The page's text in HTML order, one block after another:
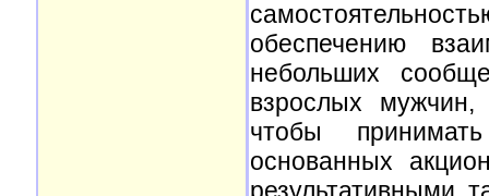
обеспечению
небольших
взрослых мужчин,
чтобы
основанных